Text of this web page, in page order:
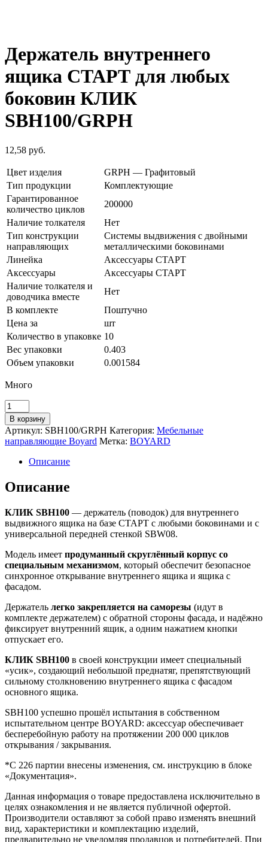
Держатель внутреннего
ящика СТАРТ для любых
боковин КЛИК
SBH100/GRPH
12,58 руб.
Цвет изделия
GRPH — Графитовый
Тип продукции
Комплектующие
Гарантированное
количество циклов
200000
Наличие толкателя
Нет
Тип конструкции
направляющих
Системы выдвижения с двойными
металлическими боковинами
Линейка
Аксессуары СТАРТ
Аксессуары
Аксессуары СТАРТ
Наличие толкателя и
доводчика вместе
Нет
В комплекте
Поштучно
Цена за
шт
Количество в упаковке 10
Вес упаковки
0.403
Объем упаковки
0.001584
Много
Количество
товара
Держатель
внутреннего
ящика
СТАРТ
любых
боковин
SBH100/GRPH
В корзину
Артикул: SBH100/GRPH Категория: Мебельные
направляющие Boyard Метка: BOYARD
Описание
Описание
КЛИК SBH100 — держатель (поводок) для внутреннего
выдвижного ящика на базе СТАРТ с любыми боковинами и с
универсальной передней стенкой SBW08.
Модель имеет продуманный скруглённый корпус со
специальным механизмом, который обеспечит безопасное
синхронное открывание внутреннего ящика и ящика с
фасадом.
Держатель легко закрепляется на саморезы (идут в
комплекте держателем) с обратной стороны фасада, и надёжно
фиксирует внутренний ящик, а одним нажатием кнопки
отпускает его.
КЛИК SBH100 в своей конструкции имеет специальный
«усик», создающий небольшой преднатяг, препятствующий
сильному столкновению внутреннего ящика с фасадом
основного ящика.
SBH100 успешно прошёл испытания в собственном
испытательном центре BOYARD: аксессуар обеспечивает
бесперебойную работу на протяжении 200 000 циклов
открывания / закрывания.
*С 226 партии внесены изменения, см. инструкцию в блоке
«Документация».
Данная информация о товаре предоставлена исключительно в
целях ознакомления и не является публичной офертой.
Производители оставляют за собой право изменять внешний
вид, характеристики и комплектацию изделий,
предварительно не уведомляя продавцов и потребителей. При